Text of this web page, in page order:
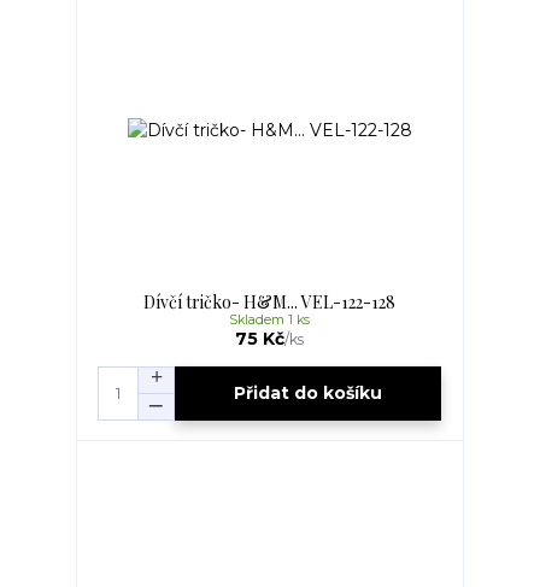
Dívčí tričko- H&M... VEL-122-128
75 Kč/ks
Skladem 1 ks
Přidat do košíku